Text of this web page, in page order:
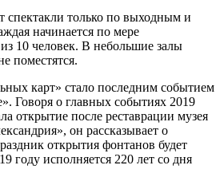
спектакли только по выходным и
начинается по мере
10 человек. В небольшие залы
поместятся.
карт» стало последним событием
Говоря о главных событиях 2019
открытие после реставрации музея
он рассказывает о
открытия фонтанов будет
году исполняется 220 лет со дня